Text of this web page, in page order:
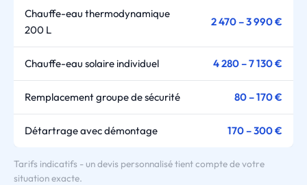
Chauffe-eau thermodynamique
200 L
2 470 – 3 990 €
Chauffe-eau solaire individuel 4 280 – 7 130 €
Remplacement groupe de sécurité 80 – 170 €
Détartrage avec démontage 170 – 300 €
Tarifs indicatifs - un devis personnalisé tient compte de votre
situation exacte.